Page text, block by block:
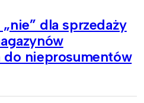
dla sprzedaży
do nieprosumentów